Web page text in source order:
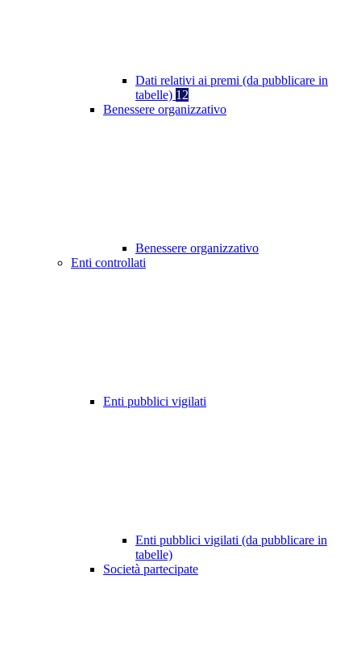
Dati relativi ai premi (da pubblicare in
tabelle) 12
Benessere organizzativo
Benessere organizzativo
Enti controllati
Enti pubblici vigilati
Enti pubblici vigilati (da pubblicare in
tabelle)
Società partecipate